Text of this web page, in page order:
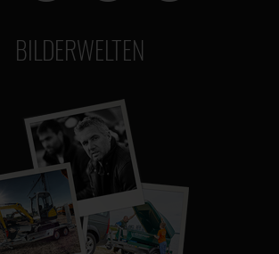
BILDERWELTEN